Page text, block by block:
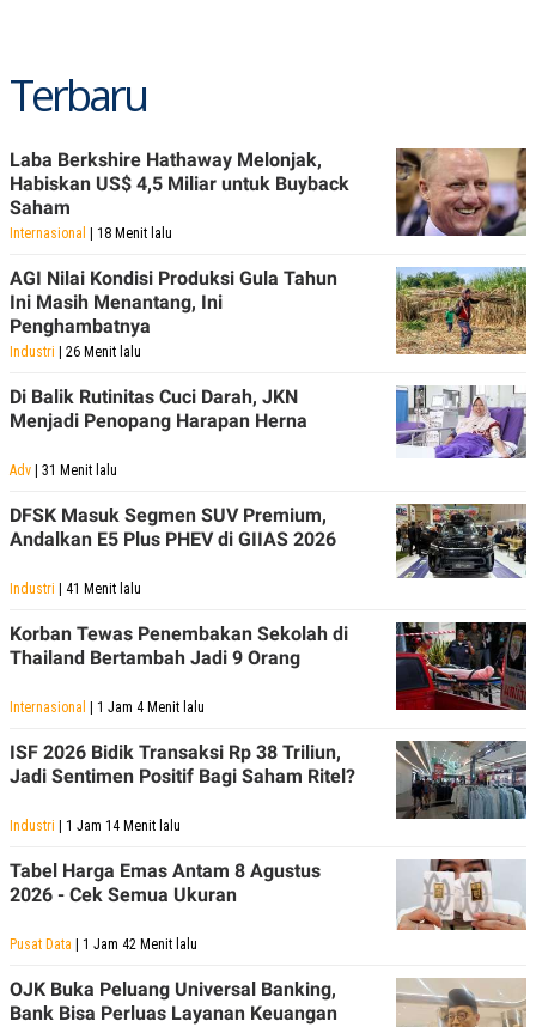
Terbaru
Laba Berkshire Hathaway Melonjak,
Habiskan US$ 4,5 Miliar untuk Buyback
Saham
Internasional | 18 Menit lalu
AGI Nilai Kondisi Produksi Gula Tahun
Ini Masih Menantang, Ini
Penghambatnya
Industri | 26 Menit lalu
Di Balik Rutinitas Cuci Darah, JKN
Menjadi Penopang Harapan Herna
Adv | 31 Menit lalu
DFSK Masuk Segmen SUV Premium,
Andalkan E5 Plus PHEV di GIIAS 2026
Industri | 41 Menit lalu
Korban Tewas Penembakan Sekolah di
Thailand Bertambah Jadi 9 Orang
Internasional | 1 Jam 4 Menit lalu
ISF 2026 Bidik Transaksi Rp 38 Triliun,
Jadi Sentimen Positif Bagi Saham Ritel?
Industri | 1 Jam 14 Menit lalu
Tabel Harga Emas Antam 8 Agustus
2026 - Cek Semua Ukuran
Pusat Data | 1 Jam 42 Menit lalu
OJK Buka Peluang Universal Banking,
Bank Bisa Perluas Layanan Keuangan